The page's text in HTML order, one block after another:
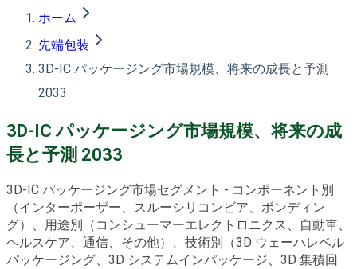
ホーム
先端包装
3D-IC パッケージング市場規模、将来の成長と予測
2033
3D-IC パッケージング市場規模、将来の成
長と予測 2033
3D-IC パッケージング市場セグメント - コンポーネント別
（インターポーザー、スルーシリコンビア、ボンディン
グ）、用途別（コンシューマーエレクトロニクス、自動車、
ヘルスケア、通信、その他）、技術別（3D ウェーハレベル
パッケージング、3D システムインパッケージ、3D 集積回